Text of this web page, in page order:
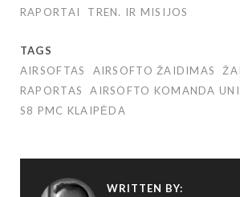
RAPORTAI
TREN. IR MISIJOS
TAGS
AIRSOFTAS
AIRSOFTO ŽAIDIMAS
RAPORTAS
AIRSOFTO KOMANDA
S8 PMC KLAIPĖDA
WRITTEN BY: